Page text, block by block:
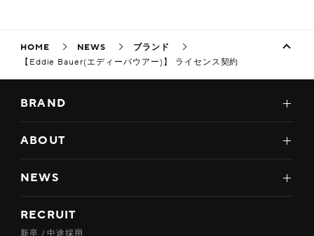
HOME NEWS
ブランド
【Eddie Bauer(エディーバウアー)】 ライセンス契約
BRAND
ABOUT
NEWS
RECRUIT
新卒 / 中途採用